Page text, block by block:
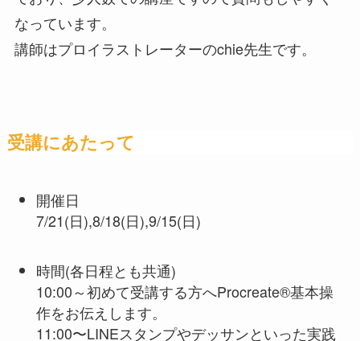
なっています。
講師はプロイラストレーターのchie先生です。
受講にあたって
開催日
7/21(日),8/18(日),9/15(日)
時間(各日程とも共通)
10:00～初めて受講する方へProcreate®基本操
作をお伝えします。
11:00〜LINEスタンプやデッサンといった実践